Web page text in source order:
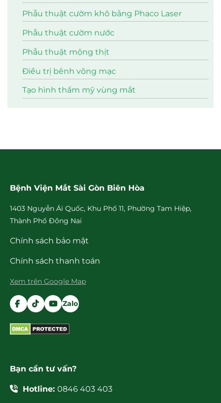
Phẫu thuật cườm khô bằng Phaco Laser
Phẫu thuật cườm nước
Phẫu thuật mộng thịt
Điều trị bênh võng mạc
Tạo hình thẩm mỹ vùng mắt
Bệnh Viện Mắt Sài Gòn Biên Hòa
1403 Nguyễn Ái Quốc, Khu Phố 11, Phường Tam Hiệp,
Thành Phố Đồng Nai
Chính sách bảo mật
Chính sách thanh toán
Xem trên Google Map
Zalo
Bạn cần tư vấn?
Hotline: 0846 403 403